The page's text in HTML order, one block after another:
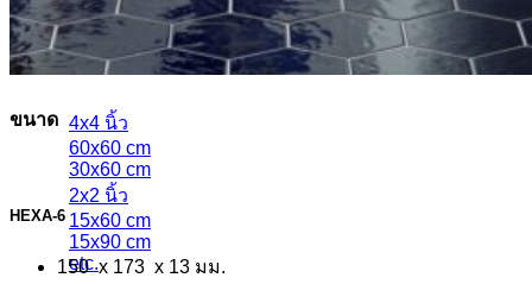
กระเบื้องแยกตามขนาด
4x4 นิ้ว
60x60 cm
30x60 cm
2x2 นิ้ว
15x60 cm
15x90 cm
etc.
ขนาด
HEXA-6
150 x 173 x 13 มม.